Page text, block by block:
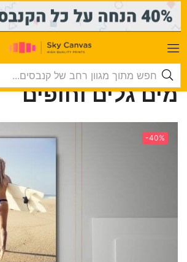
-->
מים גלים וחופים
-40%